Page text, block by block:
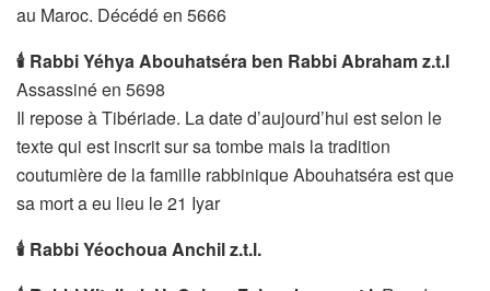
au Maroc. Décédé en 5666
🕯 Rabbi Yéhya Abouhatséra ben Rabbi Abraham z.t.l
Assassiné en 5698
Il repose à Tibériade. La date d’aujourd’hui est selon le
texte qui est inscrit sur sa tombe mais la tradition
coutumière de la famille rabbinique Abouhatséra est que
sa mort a eu lieu le 21 Iyar
🕯 Rabbi Yéochoua Anchil z.t.l.